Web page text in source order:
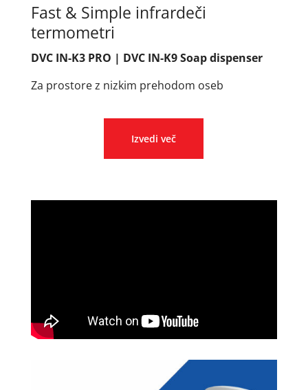
Fast & Simple infrardeči
termometri
DVC IN-K3 PRO | DVC IN-K9 Soap dispenser
Za prostore z nizkim prehodom oseb
Izvedi več